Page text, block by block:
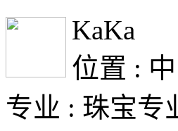
KaKa
位置 :
专业 : 珠宝专